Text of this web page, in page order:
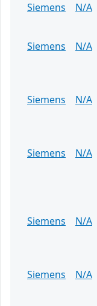
Siemens
N/A
Siemens
N/A
Siemens
N/A
Siemens
N/A
Siemens
N/A
Siemens
N/A